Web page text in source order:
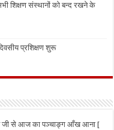
शिक्षण संस्थानों को बन्द रखने के
प्रशिक्षण शुरू
जी से आज का पञ्चाङ्ग आँख आना [